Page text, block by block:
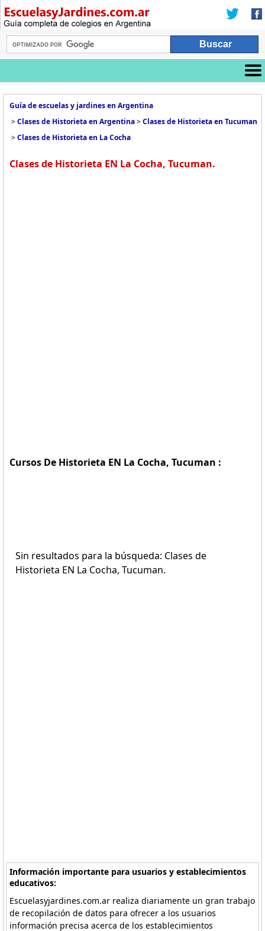
Guía de escuelas y jardines en Argentina
>Clases de Historieta en Argentina>Clases de Historieta en Tucuman
>Clases de Historieta en La Cocha
Clases de Historieta EN La Cocha, Tucuman.
Cursos De Historieta EN La Cocha, Tucuman :
Sin resultados para la búsqueda: Clases de
Historieta EN La Cocha, Tucuman.
Información importante para usuarios y establecimientos
educativos:
Escuelasyjardines.com.ar realiza diariamente un gran trabajo
de recopilación de datos para ofrecer a los usuarios
información precisa acerca de los establecimientos